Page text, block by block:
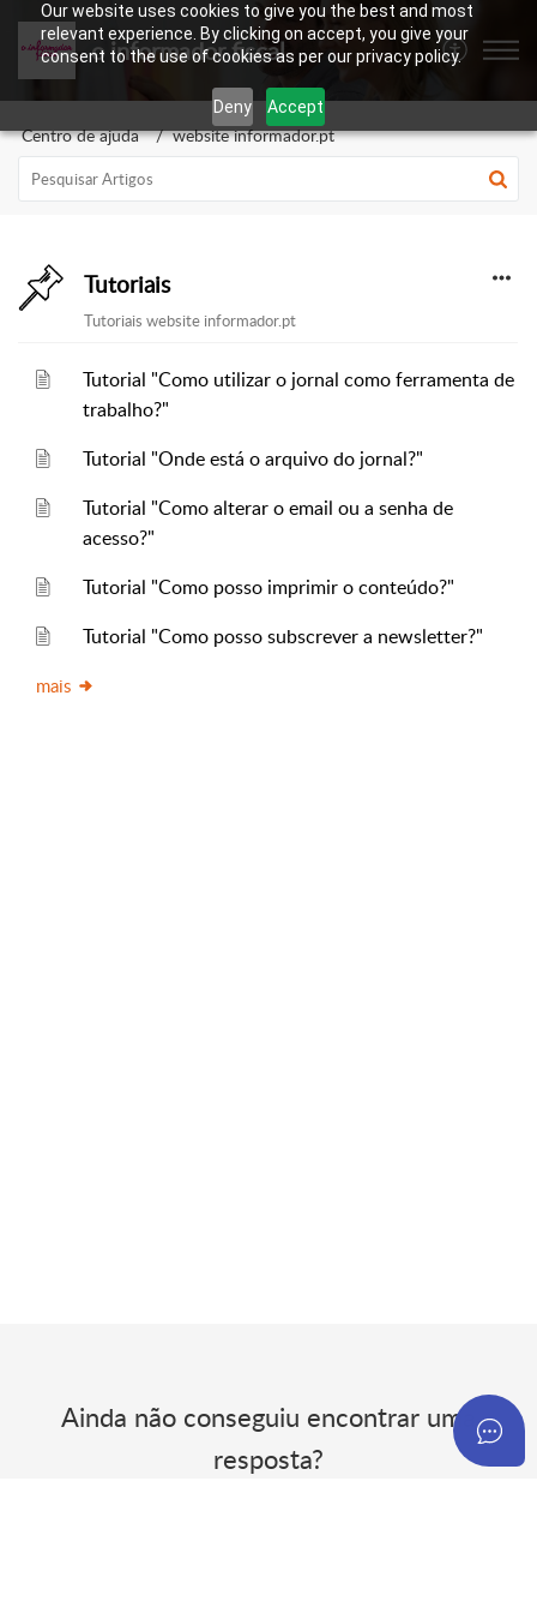
Our website uses cookies to give you the best and most
relevant experience. By clicking on accept, you give your
consent to the use of cookies as per our privacy policy.
Deny Accept
o informador fiscal
Centro de ajuda website informador.pt
Tutoriais
Tutoriais website informador.pt
Tutorial "Como utilizar o jornal como ferramenta de
trabalho?"
Tutorial "Onde está o arquivo do jornal?"
Tutorial "Como alterar o email ou a senha de
acesso?"
Tutorial "Como posso imprimir o conteúdo?"
Tutorial "Como posso subscrever a newsletter?"
mais
Ainda não conseguiu encontrar uma
resposta?